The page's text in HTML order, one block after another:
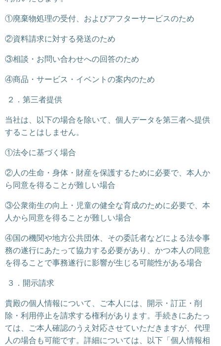
①廃棄物処理の受付、およびアフターサービスのため
②資料請求に対する発送のため
③相談・お問い合わせへの回答のため
④商品・サービス・イベントの案内のため
２．第三者提供
当社は、以下の場合を除いて、個人データを第三者へ提供
することはしません。
①法令に基づく場合
②人の生命・身体・財産を保護するために必要で、本人か
ら同意を得ることが難しい場合
③公衆衛生の向上・児童の健全な育成のために必要で、本
人から同意を得ることが難しい場合
④国の機関や地方公共団体、その委託者などによる法令事
務の遂行にあたって協力する必要があり、かつ本人の同意
を得ることで事務遂行に影響が生じる可能性がある場合
３．開示請求
貴殿の個人情報について、ご本人には、開示・訂正・削
除・利用停止を請求する権利があります。手続きにあたっ
ては、ご本人確認のうえ対応させていただきますが、代理
人の場合も可能です。詳細については、以下「個人情報相